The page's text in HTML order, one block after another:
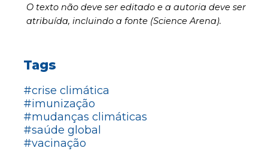
O texto não deve ser editado e a autoria deve ser
atribuída, incluindo a fonte (Science Arena).
Tags
#crise climática
#imunização
#mudanças climáticas
#saúde global
#vacinação